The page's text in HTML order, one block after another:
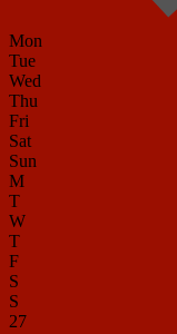
Mon
Tue
Wed
Thu
Fri
Sat
Sun
M
T
W
T
F
S
S
27